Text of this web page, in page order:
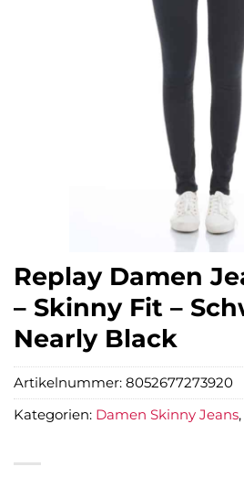
Replay Damen
– Skinny Fit –
Nearly Black
Artikelnummer: 8052677273920
Kategorien: Damen Skinny Jeans,